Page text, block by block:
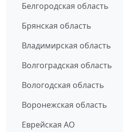
Белгородская область
Брянская область
Владимирская область
Волгоградская область
Вологодская область
Воронежская область
Еврейская АО